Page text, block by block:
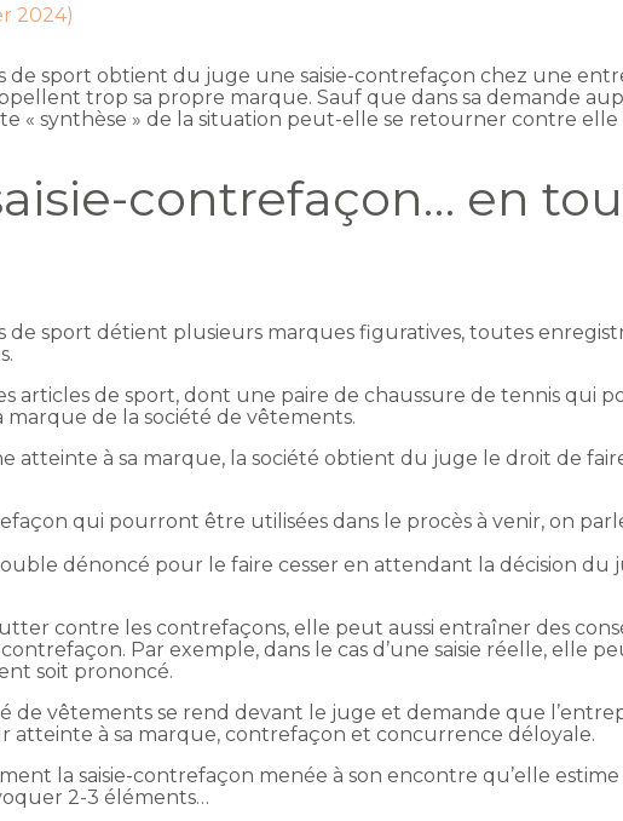
2024)
de sport obtient du juge une saisie-contrefaçon chez une
trop sa propre marque. Sauf que dans sa demande
« synthèse » de la situation peut-elle se retourner contre elle
contrefaçon… en
de sport détient plusieurs marques figuratives, toutes
articles de sport, dont une paire de chaussure de tennis qui
de la société de vêtements.
atteinte à sa marque, la société obtient du juge le droit de
qui pourront être utilisées dans le procès à venir, on parle
dénoncé pour le faire cesser en attendant la décision du
contre les contrefaçons, elle peut aussi entraîner des
Par exemple, dans le cas d’une saisie réelle, elle
soit prononcé.
de vêtements se rend devant le juge et demande que
atteinte à sa marque, contrefaçon et concurrence déloyale.
la saisie-contrefaçon menée à son encontre qu’elle
2-3 éléments…